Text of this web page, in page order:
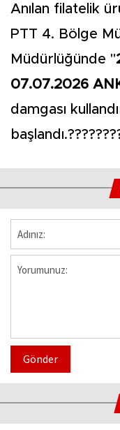
Anılan filatelik
PTT 4. Bölge
Müdürlüğünde "
07.07.2026
damgası
Gönder